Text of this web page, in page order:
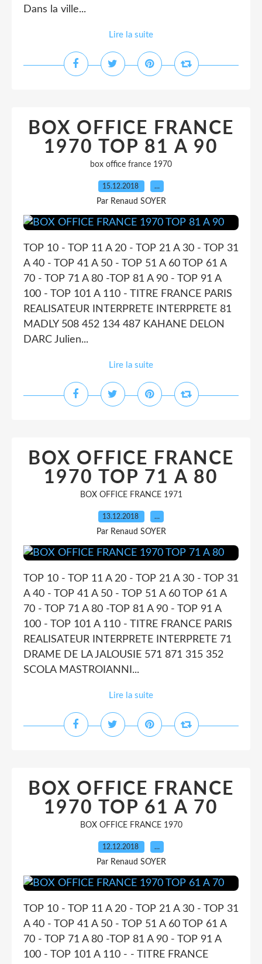
Dans la ville...
Lire la suite
BOX OFFICE FRANCE
1970 TOP 81 A 90
box office france 1970
15.12.2018 …
Par Renaud SOYER
TOP 10 - TOP 11 A 20 - TOP 21 A 30 - TOP 31
A 40 - TOP 41 A 50 - TOP 51 A 60 TOP 61 A
70 - TOP 71 A 80 -TOP 81 A 90 - TOP 91 A
100 - TOP 101 A 110 - TITRE FRANCE PARIS
REALISATEUR INTERPRETE INTERPRETE 81
MADLY 508 452 134 487 KAHANE DELON
DARC Julien...
Lire la suite
BOX OFFICE FRANCE
1970 TOP 71 A 80
BOX OFFICE FRANCE 1971
13.12.2018 …
Par Renaud SOYER
TOP 10 - TOP 11 A 20 - TOP 21 A 30 - TOP 31
A 40 - TOP 41 A 50 - TOP 51 A 60 TOP 61 A
70 - TOP 71 A 80 -TOP 81 A 90 - TOP 91 A
100 - TOP 101 A 110 - TITRE FRANCE PARIS
REALISATEUR INTERPRETE INTERPRETE 71
DRAME DE LA JALOUSIE 571 871 315 352
SCOLA MASTROIANNI...
Lire la suite
BOX OFFICE FRANCE
1970 TOP 61 A 70
BOX OFFICE FRANCE 1970
12.12.2018 …
Par Renaud SOYER
TOP 10 - TOP 11 A 20 - TOP 21 A 30 - TOP 31
A 40 - TOP 41 A 50 - TOP 51 A 60 TOP 61 A
70 - TOP 71 A 80 -TOP 81 A 90 - TOP 91 A
100 - TOP 101 A 110 - - TITRE FRANCE